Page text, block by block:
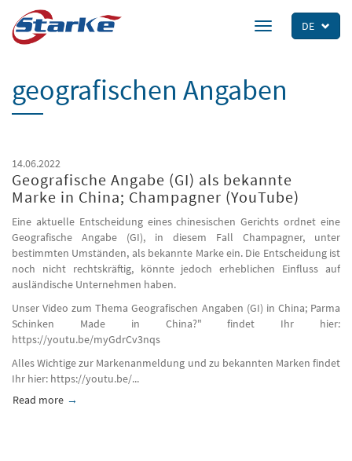
main
DE
Toggle
navigation
geografischen Angaben
14.06.2022
Geografische Angabe (GI) als bekannte
Marke in China; Champagner (YouTube)
Eine aktuelle Entscheidung eines chinesischen Gerichts ordnet eine
Geografische Angabe (GI), in diesem Fall Champagner, unter
bestimmten Umständen, als bekannte Marke ein. Die Entscheidung ist
noch nicht rechtskräftig, könnte jedoch erheblichen Einfluss auf
ausländische Unternehmen haben.
Unser Video zum Thema Geografischen Angaben (GI) in China; Parma
Schinken Made in China?" findet Ihr hier:
https://youtu.be/myGdrCv3nqs
Alles Wichtige zur Markenanmeldung und zu bekannten Marken findet
Ihr hier: https://youtu.be/...
Read more about Geografische Angabe (GI) als bekannte Marke in